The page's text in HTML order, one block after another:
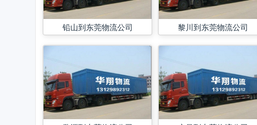
铅山到东莞物流公司 黎川到东莞物流公司